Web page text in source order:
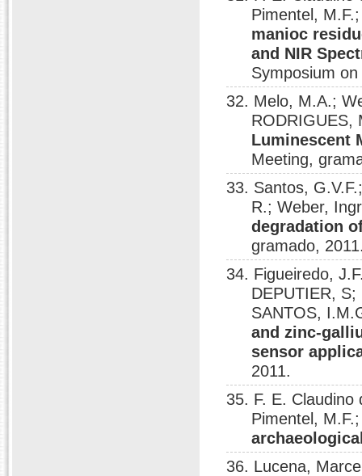
Pimentel,
manioc
and NIR
Symposium
32. Melo, M.A.;
Luminescent
Meeting,
33. Santos,
R.; Weber,
degradation
gramado,
34. Figueiredo,
DEPUTIER,
SANTOS,
and zinc-
sensor
2011.
35. F. E. Claudino
Pimentel,
36. Lucena,